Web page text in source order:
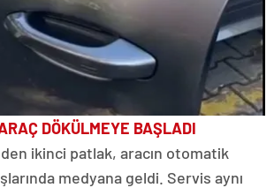
DÖKÜLMEYE BAŞLADI
ikinci patlak, aracın otomatik
medyana geldi. Servis aynı